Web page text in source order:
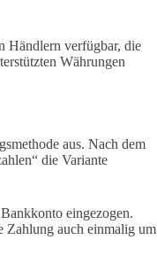
Händlern verfügbar, die
Währungen
aus. Nach dem
die Variante
eingezogen.
Zahlung auch einmalig um